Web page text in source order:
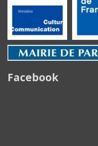
Facebook